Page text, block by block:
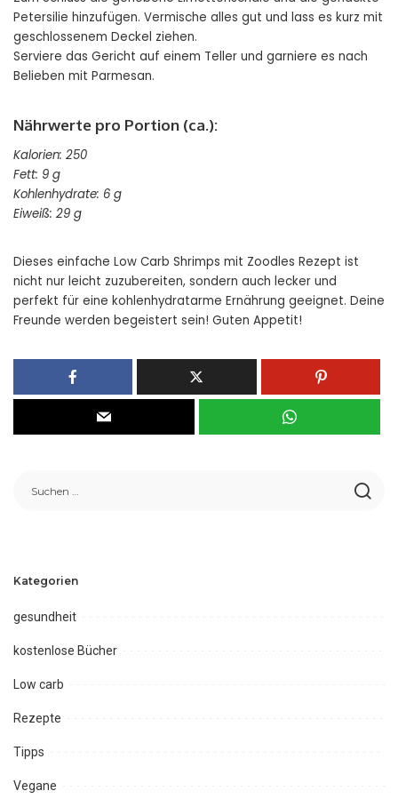
Petersilie hinzufügen. Vermische alles gut und lass es kurz mit
geschlossenem Deckel ziehen.
Serviere das Gericht auf einem Teller und garniere es nach
Belieben mit Parmesan.
Nährwerte pro Portion (ca.):
Kalorien: 250
Fett: 9 g
Kohlenhydrate: 6 g
Eiweiß: 29 g
Dieses einfache Low Carb Shrimps mit Zoodles Rezept ist
nicht nur leicht zuzubereiten, sondern auch lecker und
perfekt für eine kohlenhydratarme Ernährung geeignet. Deine
Freunde werden begeistert sein! Guten Appetit!
Kategorien
gesundheit
kostenlose Bücher
Low carb
Rezepte
Tipps
Vegane